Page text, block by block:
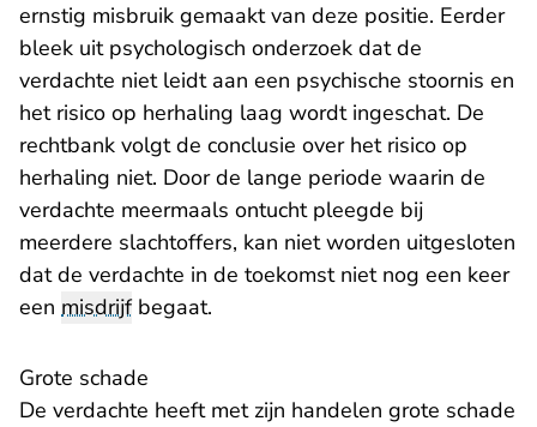
ernstig misbruik gemaakt van deze positie. Eerder
bleek uit psychologisch onderzoek dat de
verdachte niet leidt aan een psychische stoornis en
het risico op herhaling laag wordt ingeschat. De
rechtbank volgt de conclusie over het risico op
herhaling niet. Door de lange periode waarin de
verdachte meermaals ontucht pleegde bij
meerdere slachtoffers, kan niet worden uitgesloten
dat de verdachte in de toekomst niet nog een keer
een misdrijfbegaat.
Grote schade
De verdachte heeft met zijn handelen grote schade